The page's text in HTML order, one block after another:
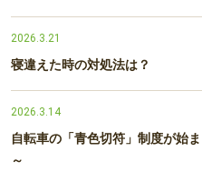
2026.3.21
寝違えた時の対処法は？
2026.3.14
自転車の「青色切符」制度が始
～